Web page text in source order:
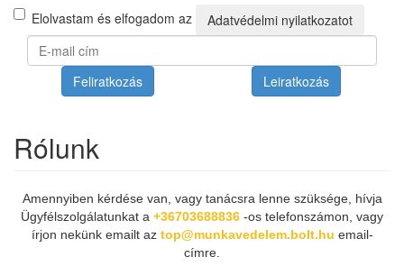
Elolvastam és elfogadom az Adatvédelmi nyilatkozatot
Feliratkozás Leiratkozás
Rólunk
Amennyiben kérdése van, vagy tanácsra lenne szüksége, hívja
Ügyfélszolgálatunkat a +36703688836 -os telefonszámon, vagy
írjon nekünk emailt az top@munkavedelem.bolt.hu email-
címre.